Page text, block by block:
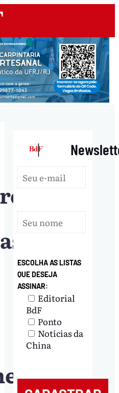
|
ESCOLHA AS LISTAS
QUE DESEJA
ASSINAR:
Editorial
BdF
Ponto
Notícias da
China